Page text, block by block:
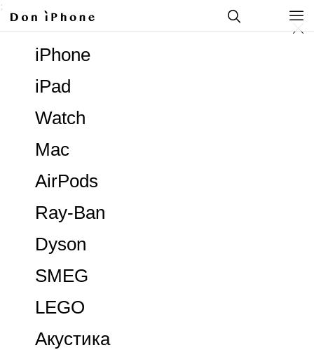
;
Акустика
Dyson
AirPods
Ray-Ban
LEGO
SMEG
Mac
Watch
iPad
iPhone